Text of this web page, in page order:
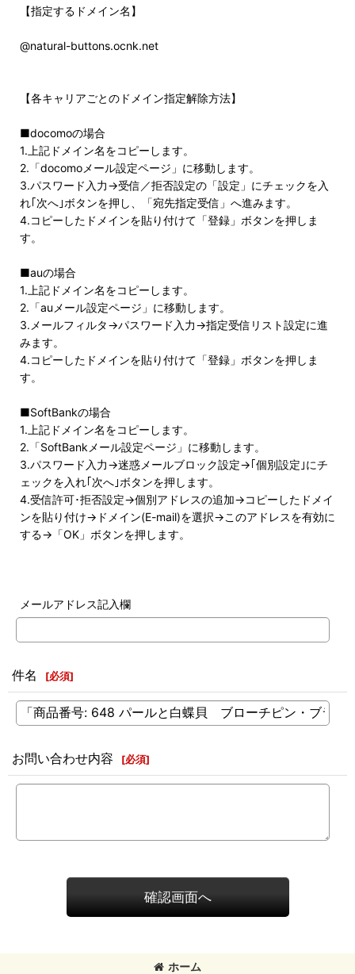
【指定するドメイン名】
@natural-buttons.ocnk.net
【各キャリアごとのドメイン指定解除方法】
■docomoの場合
1.上記ドメイン名をコピーします。
2.「docomoメール設定ページ」に移動します。
3.パスワード入力→受信／拒否設定の「設定」にチェックを入
れ｢次へ｣ボタンを押し、「宛先指定受信」へ進みます。
4.コピーしたドメインを貼り付けて「登録」ボタンを押しま
す。
■auの場合
1.上記ドメイン名をコピーします。
2.「auメール設定ページ」に移動します。
3.メールフィルタ→パスワード入力→指定受信リスト設定に進
みます。
4.コピーしたドメインを貼り付けて「登録」ボタンを押しま
す。
■SoftBankの場合
1.上記ドメイン名をコピーします。
2.「SoftBankメール設定ページ」に移動します。
3.パスワード入力→迷惑メールブロック設定→｢個別設定｣にチ
ェックを入れ｢次へ｣ボタンを押します。
4.受信許可･拒否設定→個別アドレスの追加→コピーしたドメイ
ンを貼り付け→ドメイン(E-mail)を選択→このアドレスを有効に
する→「OK」ボタンを押します。
メールアドレス記入欄
件名 [必須]
お問い合わせ内容 [必須]
確認画面へ
ホーム